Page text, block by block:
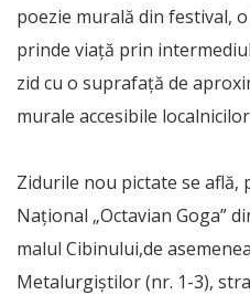
poezie murală din festival,
prinde viață prin
zid cu o suprafață de
murale accesibile
Zidurile nou pictate se află,
Național „Octavian Goga”
malul Cibinului,de
Metalurgiștilor (nr. 1-3),